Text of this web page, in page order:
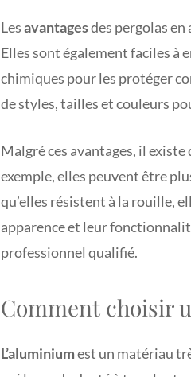
Lesavantagesdes pergolas
Elles sont également faciles à
chimiques pour les protéger
de styles, tailles et couleurs
Malgré ces avantages, il existe
exemple, elles peuvent être
qu’elles résistent à la rouille,
apparence et leur
professionnel qualifié.
Comment choisir
L’aluminiumest un matériau